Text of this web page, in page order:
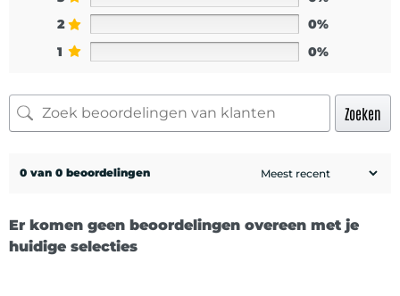
2
0%
1
0%
Zoeken
0 van 0 beoordelingen
Er komen geen beoordelingen overeen met je
huidige selecties